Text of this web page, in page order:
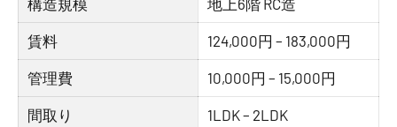
構造規模 地上6階 RC造
賃料 124,000円 – 183,000円
管理費 10,000円 – 15,000円
間取り 1LDK – 2LDK